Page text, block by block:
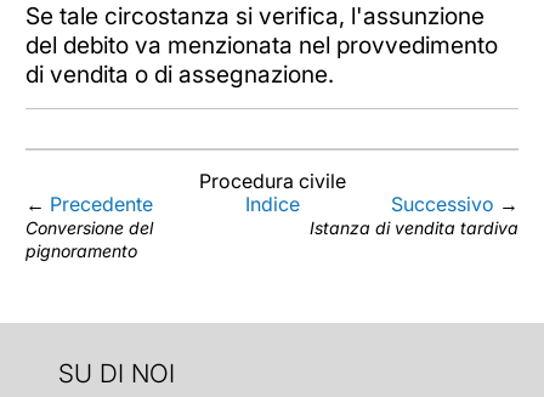
Se tale circostanza si verifica, l'assunzione
del debito va menzionata nel provvedimento
di vendita o di assegnazione.
Procedura civile
← Precedente
Conversione del
pignoramento
Indice Successivo →
Istanza di vendita tardiva
SU DI NOI